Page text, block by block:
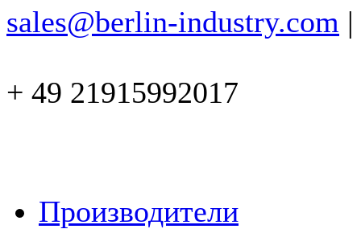
sales@berlin-industry.com |
+ 49 21915992017
Производители